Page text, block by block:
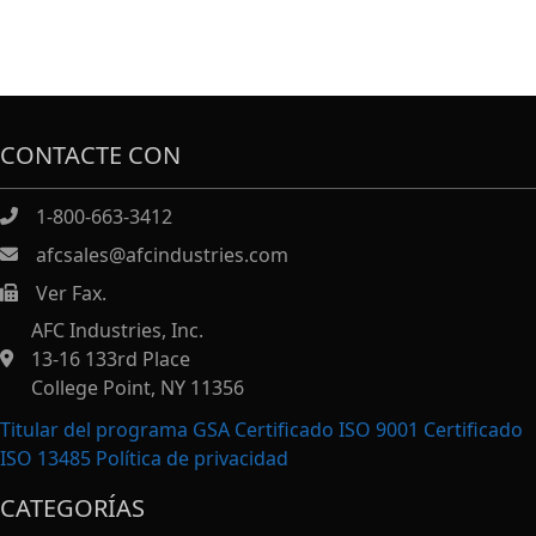
CONTACTE CON
1-800-663-3412
afcsales@afcindustries.com
https://afcindustries.com/contact/#:~:text=Fax
Ver Fax.
AFC Industries, Inc.
13-16 133rd Place
College Point, NY 11356
Titular del programa GSA Certificado ISO 9001 Certificado
ISO 13485 Política de privacidad
CATEGORÍAS